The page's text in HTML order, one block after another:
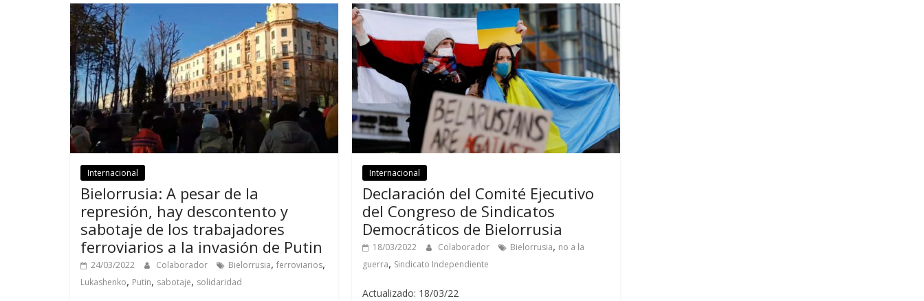
Internacional
Bielorrusia: A pesar de la
represión, hay descontento y
sabotaje de los trabajadores
ferroviarios a la invasión de Putin
24/03/2022 Colaborador Bielorrusia, ferroviarios,
Lukashenko, Putin, sabotaje, solidaridad
Internacional
Declaración del Comité Ejecutivo
del Congreso de Sindicatos
Democráticos de Bielorrusia
18/03/2022 Colaborador Bielorrusia, no a la
guerra, Sindicato Independiente
Actualizado: 18/03/22